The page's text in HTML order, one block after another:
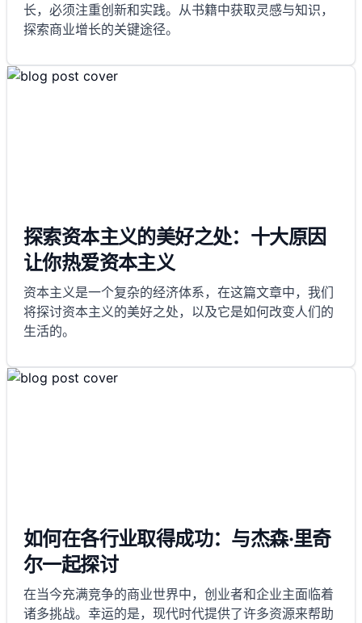
长，必须注重创新和实践。从书籍中获取灵感与知识，
探索商业增长的关键途径。
探索资本主义的美好之处：十大原因
让你热爱资本主义
资本主义是一个复杂的经济体系，在这篇文章中，我们
将探讨资本主义的美好之处，以及它是如何改变人们的
生活的。
如何在各行业取得成功：与杰森·里奇
尔一起探讨
在当今充满竞争的商业世界中，创业者和企业主面临着
诸多挑战。幸运的是，现代时代提供了许多资源来帮助